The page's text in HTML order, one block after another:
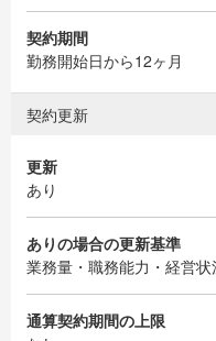
契約期間
勤務開始日から12ヶ月
契約更新
更新
あり
ありの場合の更新基準
業務量・職務能力・経営
通算契約期間の上限